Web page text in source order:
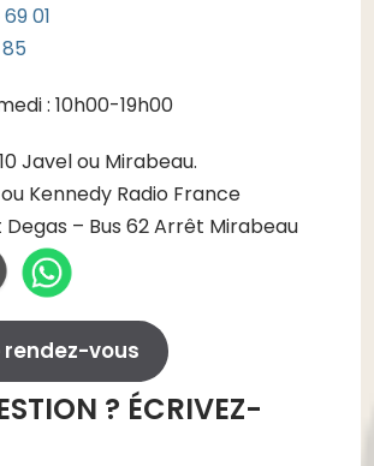
01
: 10h00-19h00
Javel ou Mirabeau.
ou Kennedy Radio France
Degas – Bus 62 Arrêt Mirabeau
rendez-vous
? ÉCRIVEZ-